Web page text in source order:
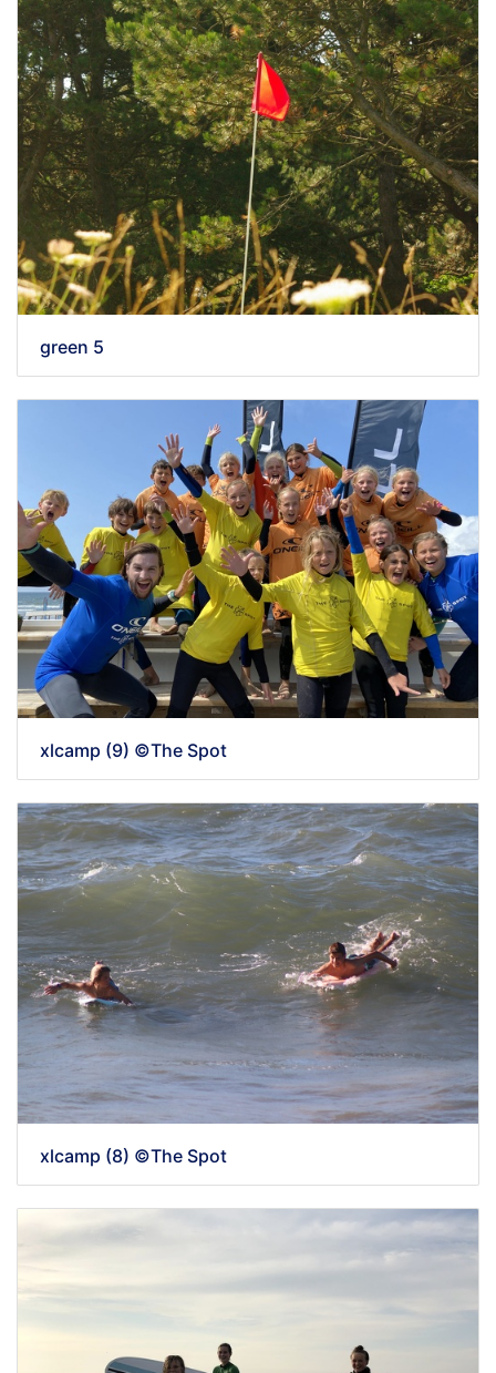
green 5
xlcamp (9) ©The Spot
xlcamp (8) ©The Spot